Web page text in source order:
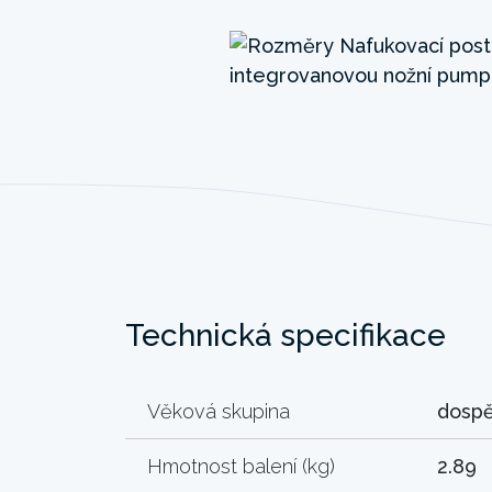
Technická specifikace
Věková skupina
Hmotnost balení (kg) 2.89